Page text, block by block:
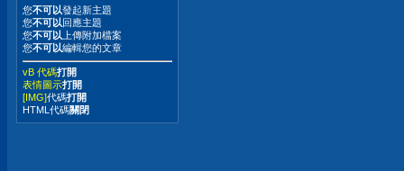
您不可以發起新主題
您不可以回應主題
您不可以上傳附加檔案
您不可以編輯您的文章
vB 代碼打開
表情圖示打開
[IMG]代碼打開
HTML代碼關閉